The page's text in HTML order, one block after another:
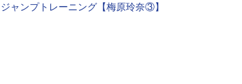
ャンプトレーニング【梅原玲奈③】